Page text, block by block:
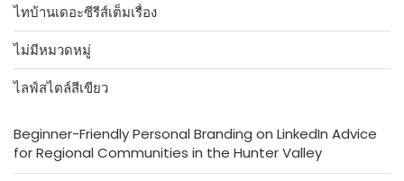
ไทบ้านเดอะซีรีส์เต็มเรื่อง
ไม่มีหมวดหมู่
ไลฟ์สไตล์สีเขียว
Beginner-Friendly Personal Branding on LinkedIn Advice
for Regional Communities in the Hunter Valley